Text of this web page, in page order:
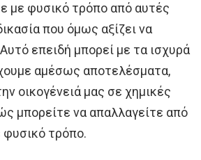
με φυσικό τρόπο από αυτές
που όμως αξίζει να
επειδή μπορεί με τα ισχυρά
αμέσως αποτελέσματα,
οικογένειά μας σε χημικές
μπορείτε να απαλλαγείτε από
φυσικό τρόπο.